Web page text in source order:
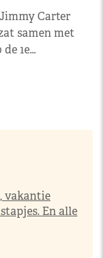
Carter
samen met
1e…
vakantie
En alle